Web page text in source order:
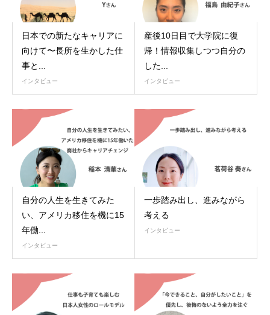
日本での新たなキャリアに
向けて〜長所を生かした仕
事と...
インタビュー
産後10日目で大学院に復
帰！情報収集しつつ自分の
した...
インタビュー
自分の人生を生きてみた
い、アメリカ移住を機に15
年働...
インタビュー
一歩踏み出し、進みながら
考える
インタビュー